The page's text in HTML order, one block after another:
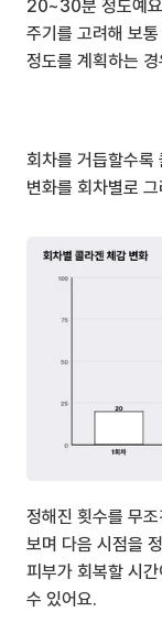
20~30분 정도예요
주기를 고려해 보
정도를 계획하는
회차를 거듭할수록
변화를 회차별로
정해진 횟수를 무
보며 다음 시점을
피부가 회복할 시
수 있어요.